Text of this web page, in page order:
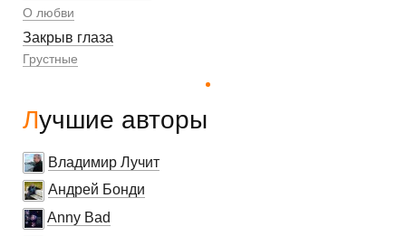
О любви
Закрыв глаза
Грустные
Лучшие авторы
Владимир Лучит
Андрей Бонди
Anny Bad